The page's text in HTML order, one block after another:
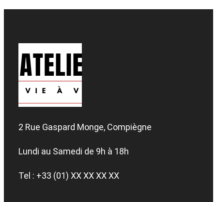
2 Rue Gaspard Monge, Compiègne
Lundi au Samedi de 9h à 18h
Tel : +33 (01) XX XX XX XX